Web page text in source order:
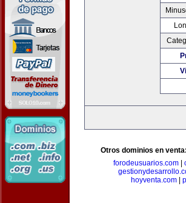
Otros dominios en venta:
forodeusuarios.com
hoyventa.com|